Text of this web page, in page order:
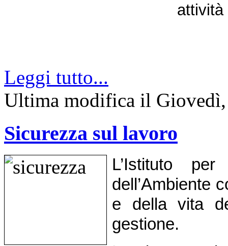
attività
Leggi tutto...
Ultima modifica il
Sicurezza sul lavoro
L’Istituto
dell’Ambiente
e della vita
gestione.